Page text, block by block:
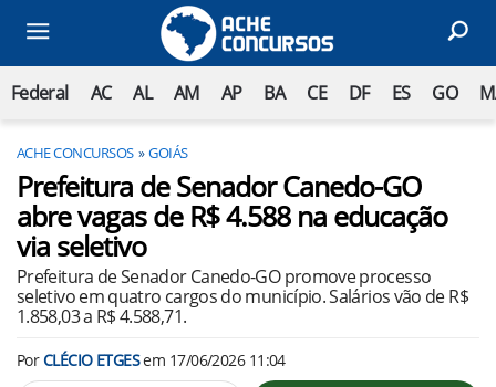
Federal AC AL AM AP BA CE DF ES GO
ACHE CONCURSOS GOIÁS
Prefeitura de Senador Canedo-GO
abre vagas de R$ 4.588 na educação
via seletivo
Prefeitura de Senador Canedo-GO promove processo
seletivo em quatro cargos do município. Salários vão de R$
1.858,03 a R$ 4.588,71.
PorCLÉCIO ETGESem 17/06/2026 11:04